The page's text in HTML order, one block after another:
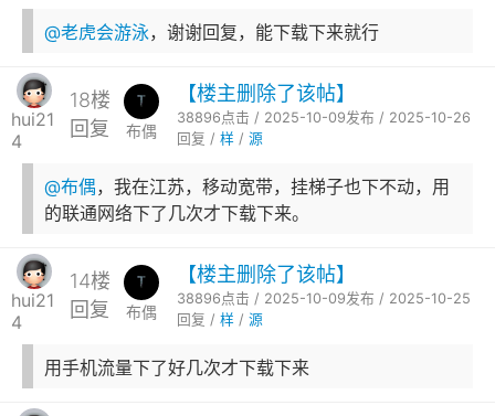
@老虎会游泳，谢谢回复，能下载下来就行
hui21
4
18楼
回复
布偶
【楼主删除了该帖】
38896点击 / 2025-10-09发布 / 2025-10-26
回复 / 样/ 源
@布偶，我在江苏，移动宽带，挂梯子也下不动，用
的联通网络下了几次才下载下来。
hui21
4
14楼
回复
布偶
【楼主删除了该帖】
38896点击 / 2025-10-09发布 / 2025-10-25
回复 / 样/ 源
用手机流量下了好几次才下载下来